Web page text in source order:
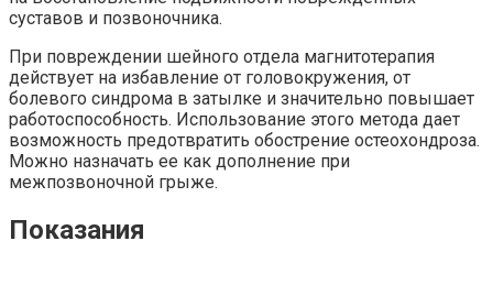
суставов и позвоночника.
При повреждении шейного отдела магнитотерапия
действует на избавление от головокружения, от
болевого синдрома в затылке и значительно повышает
работоспособность. Использование этого метода дает
возможность предотвратить обострение остеохондроза.
Можно назначать ее как дополнение при
межпозвоночной грыже.
Показания